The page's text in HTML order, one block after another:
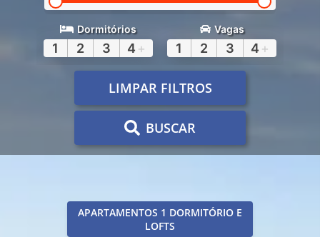
Dormitórios
1 2 3 4 +
Vagas
1 2 3 4 +
LIMPAR FILTROS
BUSCAR
APARTAMENTOS 1 DORMITÓRIO E
LOFTS